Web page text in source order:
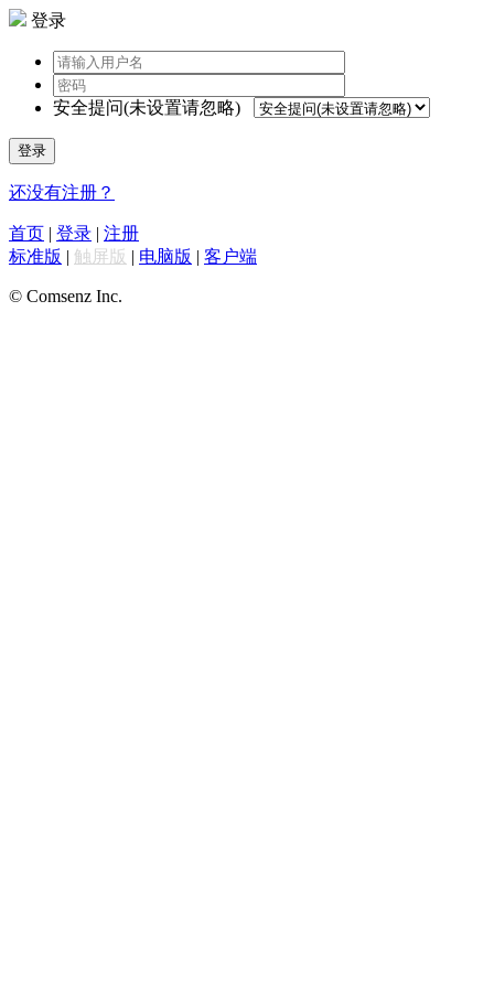
登录
安全提问(未设置请忽略)
登录
还没有注册？
首页 | 登录 | 注册
标准版 | 触屏版 | 电脑版 | 客户端
© Comsenz Inc.